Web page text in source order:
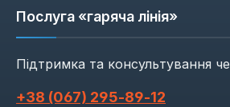
Послуга «гаряча лінія»
Підтримка та консультування
+38 (067) 295‑89‑12